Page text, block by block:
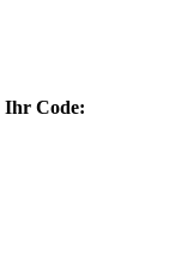
Ihr Code: